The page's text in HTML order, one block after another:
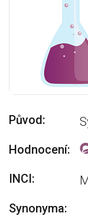
Původ:
Hodnocení:
INCI:
Synonyma: